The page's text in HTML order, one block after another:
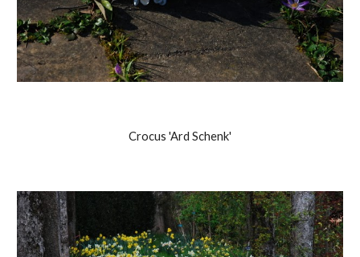
Crocus 'Ard Schenk'